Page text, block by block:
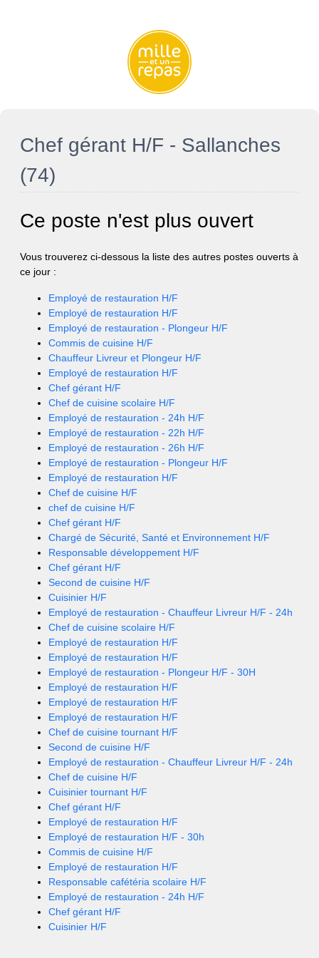
Chef gérant H/F - Sallanches
(74)
Ce poste n'est plus ouvert
Vous trouverez ci-dessous la liste des autres postes ouverts à
ce jour :
Employé de restauration H/F
Employé de restauration H/F
Employé de restauration - Plongeur H/F
Commis de cuisine H/F
Chauffeur Livreur et Plongeur H/F
Employé de restauration H/F
Chef gérant H/F
Chef de cuisine scolaire H/F
Employé de restauration - 24h H/F
Employé de restauration - 22h H/F
Employé de restauration - 26h H/F
Employé de restauration - Plongeur H/F
Employé de restauration H/F
Chef de cuisine H/F
chef de cuisine H/F
Chef gérant H/F
Chargé de Sécurité, Santé et Environnement H/F
Responsable développement H/F
Chef gérant H/F
Second de cuisine H/F
Cuisinier H/F
Employé de restauration - Chauffeur Livreur H/F - 24h
Chef de cuisine scolaire H/F
Employé de restauration H/F
Employé de restauration H/F
Employé de restauration - Plongeur H/F - 30H
Employé de restauration H/F
Employé de restauration H/F
Employé de restauration H/F
Chef de cuisine tournant H/F
Second de cuisine H/F
Employé de restauration - Chauffeur Livreur H/F - 24h
Chef de cuisine H/F
Cuisinier tournant H/F
Chef gérant H/F
Employé de restauration H/F
Employé de restauration H/F - 30h
Commis de cuisine H/F
Employé de restauration H/F
Responsable cafétéria scolaire H/F
Employé de restauration - 24h H/F
Chef gérant H/F
Cuisinier H/F